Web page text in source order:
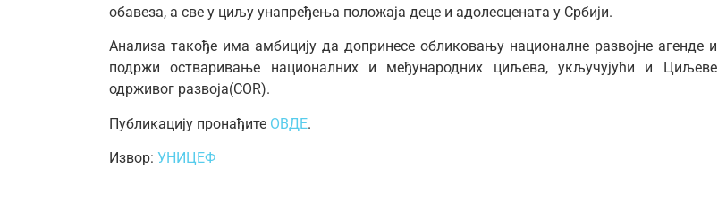
обавеза, а све у циљу унапређења положаја деце и адолесцената у Србији.
Анализа такође има амбицију да допринесе обликовању националне развојне агенде и
подржи остваривање националних и међународних циљева, укључујући и Циљеве
одрживог развоја(COR).
Публикацију пронађите ОВДЕ.
Извор: УНИЦЕФ